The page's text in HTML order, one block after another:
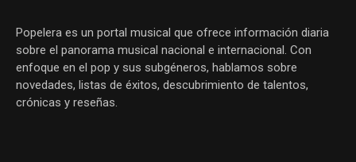
Popelera es un portal musical que ofrece información diaria
sobre el panorama musical nacional e internacional. Con
enfoque en el pop y sus subgéneros, hablamos sobre
novedades, listas de éxitos, descubrimiento de talentos,
crónicas y reseñas.